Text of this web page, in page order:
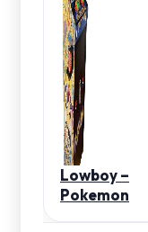
Lowboy –
Pokemon